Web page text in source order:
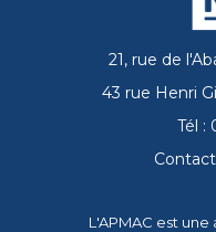
21, rue de
43 rue Henri
Tél :
L'APMAC est